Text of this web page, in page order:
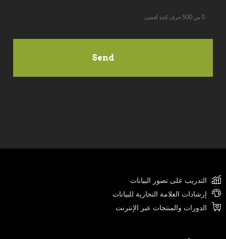
0 من 500 حرف كحد أقصى
التدريب على تصور البيانات
إرشادات العلامة التجارية للبيانات
الدورات والمنتجات عبر الإنترنت